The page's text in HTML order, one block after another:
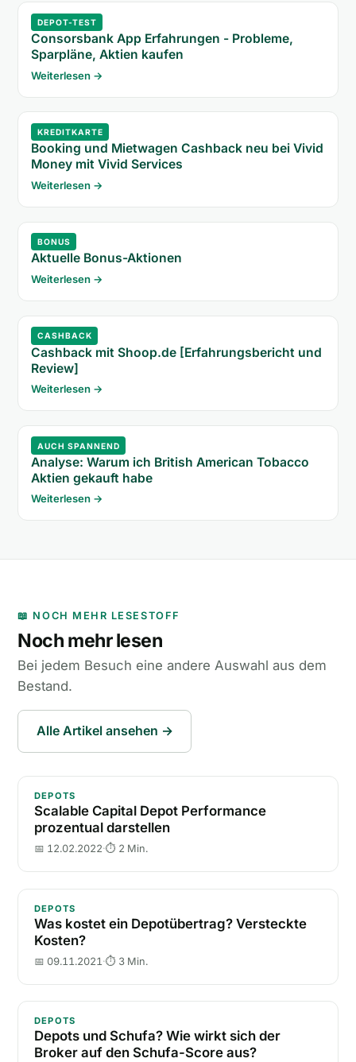
DEPOT-TEST
Consorsbank App Erfahrungen - Probleme,
Sparpläne, Aktien kaufen
Weiterlesen →
KREDITKARTE
Booking und Mietwagen Cashback neu bei Vivid
Money mit Vivid Services
Weiterlesen →
BONUS
Aktuelle Bonus-Aktionen
Weiterlesen →
CASHBACK
Cashback mit Shoop.de [Erfahrungsbericht und
Review]
Weiterlesen →
AUCH SPANNEND
Analyse: Warum ich British American Tobacco
Aktien gekauft habe
Weiterlesen →
📖 NOCH MEHR LESESTOFF
Noch mehr lesen
Bei jedem Besuch eine andere Auswahl aus dem
Bestand.
Alle Artikel ansehen →
Scalable Capital Depot Performance prozentual
DEPOTS
Scalable Capital Depot Performance
prozentual darstellen
📅 12.02.2022·⏱ 2 Min.
Was kostet ein Depotübertrag? Versteckte Kosten?
DEPOTS
Was kostet ein Depotübertrag? Versteckte
Kosten?
📅 09.11.2021 ·⏱ 3 Min.
Depots und Schufa? Wie wirkt sich der Broker auf
DEPOTS
Depots und Schufa? Wie wirkt sich der
Broker auf den Schufa-Score aus?